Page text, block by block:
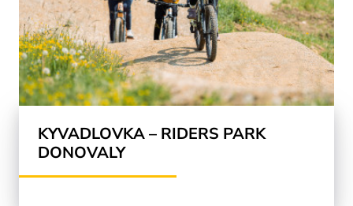
KYVADLOVKA – RIDERS PARK
DONOVALY